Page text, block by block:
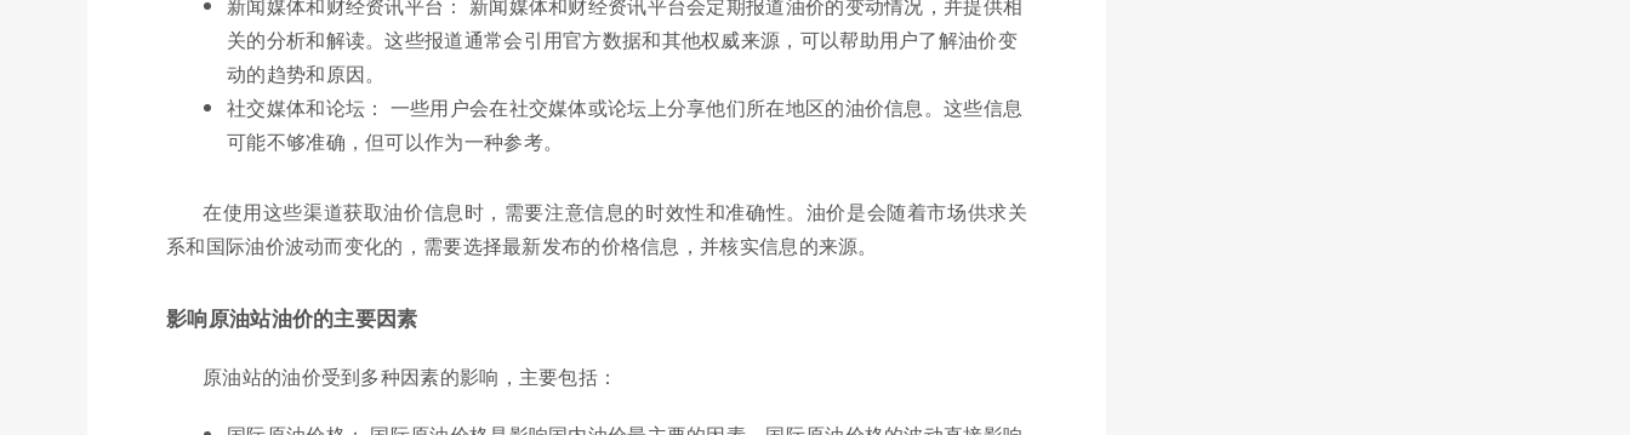
关的分析和解读。这些报道通常会引用官方数据和其他权威来源，可以帮助用户了解油价变
动的趋势和原因。
社交媒体和论坛： 一些用户会在社交媒体或论坛上分享他们所在地区的油价信息。这些信息
可能不够准确，但可以作为一种参考。
在使用这些渠道获取油价信息时，需要注意信息的时效性和准确性。油价是会随着市场供求关
系和国际油价波动而变化的，需要选择最新发布的价格信息，并核实信息的来源。
影响原油站油价的主要因素
原油站的油价受到多种因素的影响，主要包括：